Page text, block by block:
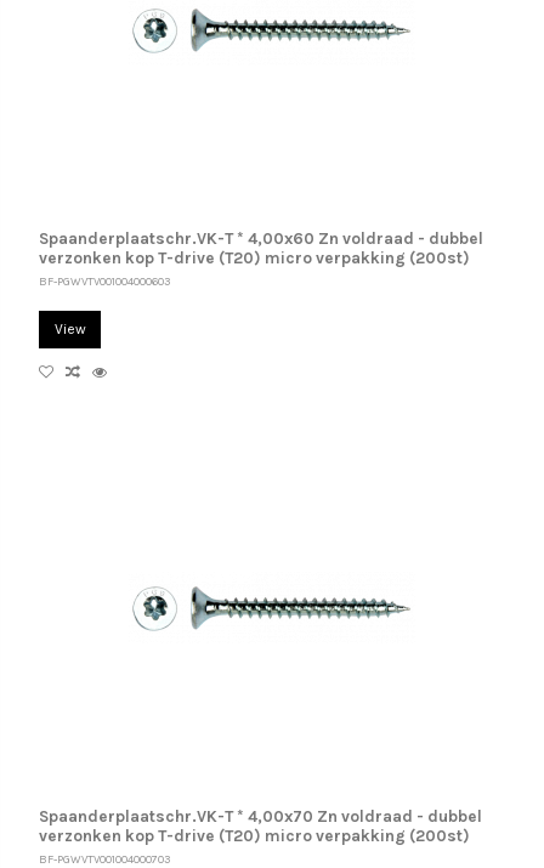
Spaanderplaatschr.VK-T * 4,00x60 Zn voldraad - dubbel
verzonken kop T-drive (T20) micro verpakking (200st)
BF-PGWVTV001004000603
View
Spaanderplaatschr.VK-T * 4,00x70 Zn voldraad - dubbel
verzonken kop T-drive (T20) micro verpakking (200st)
BF-PGWVTV001004000703